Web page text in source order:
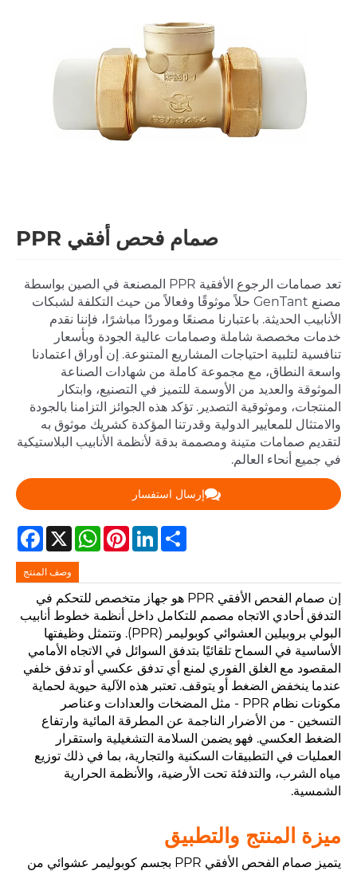
صمام فحص أفقي PPR
تعد صمامات الرجوع الأفقية PPR المصنعة في الصين بواسطة
مصنع GenTant حلاً موثوقًا وفعالاً من حيث التكلفة لشبكات
الأنابيب الحديثة. باعتبارنا مصنعًا وموردًا مباشرًا، فإننا نقدم
خدمات مخصصة شاملة وصمامات عالية الجودة وبأسعار
تنافسية لتلبية احتياجات المشاريع المتنوعة. إن أوراق اعتمادنا
واسعة النطاق، مع مجموعة كاملة من شهادات الصناعة
الموثوقة والعديد من الأوسمة للتميز في التصنيع، وابتكار
المنتجات، وموثوقية التصدير. تؤكد هذه الجوائز التزامنا بالجودة
والامتثال للمعايير الدولية وقدرتنا المؤكدة كشريك موثوق به
لتقديم صمامات متينة ومصممة بدقة لأنظمة الأنابيب البلاستيكية
في جميع أنحاء العالم.
إرسال استفسار
X
WhatsAppPinterestLinkedIn Share
وصف المنتج
إن صمام الفحص الأفقي PPR هو جهاز متخصص للتحكم في
التدفق أحادي الاتجاه مصمم للتكامل داخل أنظمة خطوط أنابيب
البولي بروبيلين العشوائي كوبوليمر (PPR). وتتمثل وظيفتها
الأساسية في السماح تلقائيًا بتدفق السوائل في الاتجاه الأمامي
المقصود مع الغلق الفوري لمنع أي تدفق عكسي أو تدفق خلفي
عندما ينخفض ​​الضغط أو يتوقف. تعتبر هذه الآلية حيوية لحماية
مكونات نظام PPR - مثل المضخات والعدادات وعناصر
التسخين - من الأضرار الناجمة عن المطرقة المائية وارتفاع
الضغط العكسي. فهو يضمن السلامة التشغيلية واستقرار
العمليات في التطبيقات السكنية والتجارية، بما في ذلك توزيع
مياه الشرب، والتدفئة تحت الأرضية، والأنظمة الحرارية
الشمسية.
ميزة المنتج والتطبيق
يتميز صمام الفحص الأفقي PPR بجسم كوبوليمر عشوائي من